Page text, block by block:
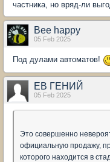
частника, но вряд-ли
Bee happy
05 Feb 2025
Под дулами автоматов!
ЕВ ГЕНИЙ
05 Feb 2025
Это совершенно
официальную продажу,
которого находится в